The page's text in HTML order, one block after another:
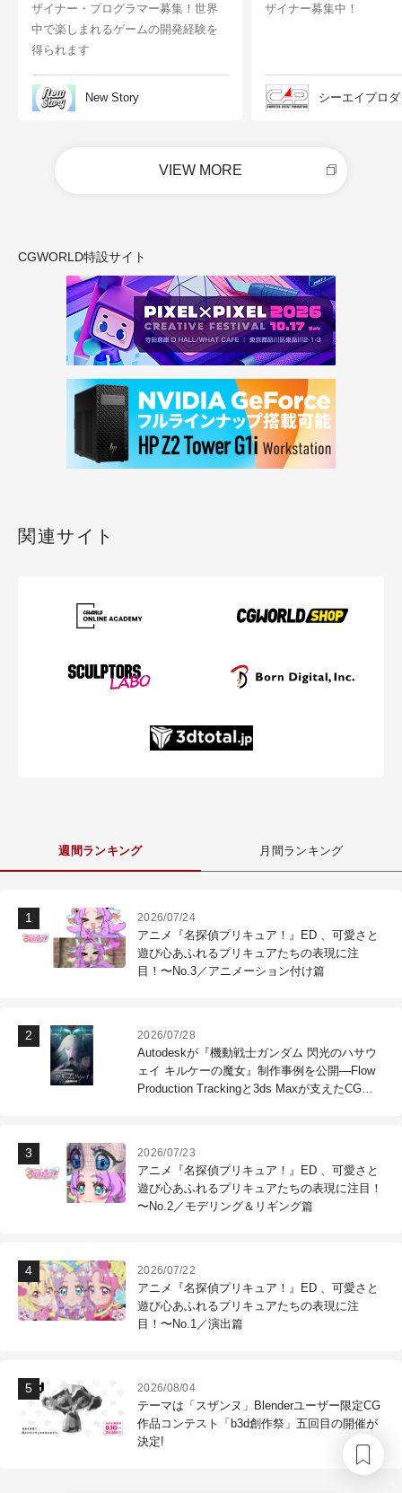
ザイナー・プログラマー募集！世界
中で楽しまれるゲームの開発経験を
得られます
New Story
ザイナー募集中！
シーエイプロ
VIEW MORE
CGWORLD特設サイト
関連サイト
週間ランキング 月間ランキング
2026/07/24
アニメ『名探偵プリキュア！』ED 、可愛さと
遊び心あふれるプリキュアたちの表現に注
目！〜No.3／アニメーション付け篇
2026/07/28
Autodeskが『機動戦士ガンダム 閃光のハサウ
ェイ キルケーの魔女』制作事例を公開―Flow
Production Trackingと3ds Maxが支えたCG制
2026/07/23
アニメ『名探偵プリキュア！』ED 、可愛さと
遊び心あふれるプリキュアたちの表現に注目！
〜No.2／モデリング＆リギング篇
2026/07/22
アニメ『名探偵プリキュア！』ED 、可愛さと
遊び心あふれるプリキュアたちの表現に注
目！〜No.1／演出篇
2026/08/04
テーマは「スザンヌ」Blenderユーザー限定CG
作品コンテスト「b3d創作祭」五回目の開催が
決定!